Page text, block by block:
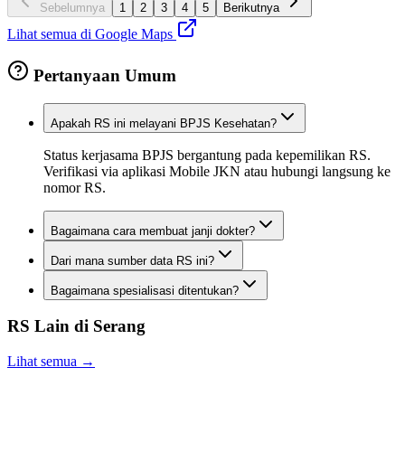
Sebelumnya 1 2 3 4 5 Berikutnya
Lihat semua di Google Maps
Pertanyaan Umum
Apakah RS ini melayani BPJS Kesehatan?
Status kerjasama BPJS bergantung pada kepemilikan RS.
Verifikasi via aplikasi Mobile JKN atau hubungi langsung ke
nomor RS.
Bagaimana cara membuat janji dokter?
Dari mana sumber data RS ini?
Bagaimana spesialisasi ditentukan?
RS Lain di Serang
Lihat semua →